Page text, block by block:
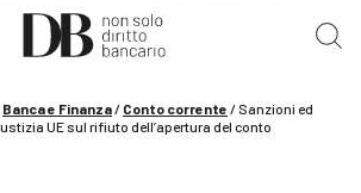
/ 29 settembre
terzi e ruolo della banca
Banca e Finanza/ Conto corrente / Sanzioni ed
UE sul rifiuto dell’apertura del conto